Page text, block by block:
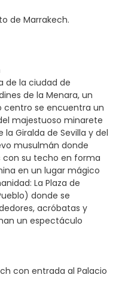
de Marrakech.
de la ciudad de
de la Menara, un
centro se encuentra un
majestuoso minarete
Giralda de Sevilla y del
musulmán donde
con su techo en forma
en un lugar mágico
La Plaza de
donde se
acróbatas y
un espectáculo
con entrada al Palacio